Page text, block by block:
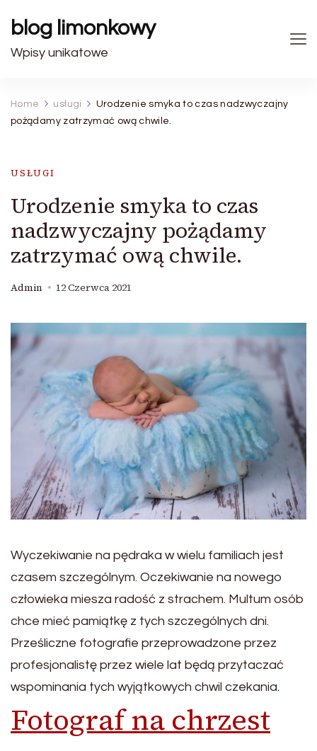
blog limonkowy
Wpisy unikatowe
Home usługi
Urodzenie smyka to czas nadzwyczajny
pożądamy zatrzymać ową chwile.
USŁUGI
Urodzenie smyka to czas
nadzwyczajny pożądamy
zatrzymać ową chwile.
Admin 12 Czerwca 2021
Wyczekiwanie na pędraka w wielu familiach jest
czasem szczególnym. Oczekiwanie na nowego
człowieka miesza radość z strachem. Multum osób
chce mieć pamiątkę z tych szczególnych dni.
Prześliczne fotografie przeprowadzone przez
profesjonalistę przez wiele lat będą przytaczać
wspominania tych wyjątkowych chwil czekania.
Fotograf na chrzest